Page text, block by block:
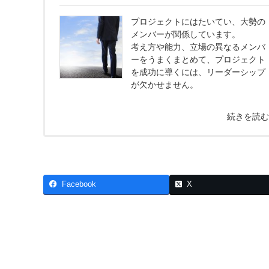
プロジェクトにはたいてい、大勢の
メンバーが関係しています。
考え方や能力、立場の異なるメンバ
ーをうまくまとめて、プロジェクト
を成功に導くには、リーダーシップ
が欠かせません。
続きを読む
Facebook X